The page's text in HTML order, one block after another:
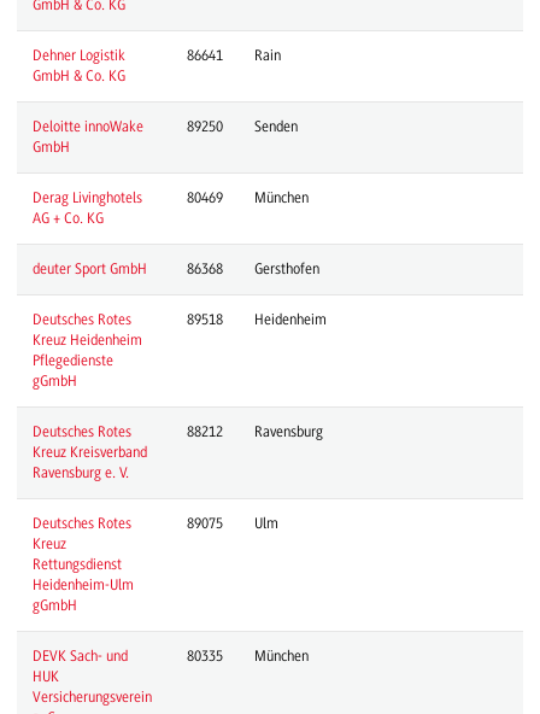
GmbH & Co. KG
Dehner Logistik
GmbH & Co. KG
86641 Rain
Deloitte innoWake
GmbH
89250 Senden
Derag Livinghotels
AG + Co. KG
80469 München
deuter Sport GmbH 86368 Gersthofen
Deutsches Rotes
Kreuz Heidenheim
Pflegedienste
gGmbH
89518 Heidenheim
Deutsches Rotes
Kreuz Kreisverband
Ravensburg e. V.
88212 Ravensburg
Deutsches Rotes
Kreuz
Rettungsdienst
Heidenheim-Ulm
gGmbH
89075 Ulm
DEVK Sach- und
HUK
Versicherungsverein
80335 München